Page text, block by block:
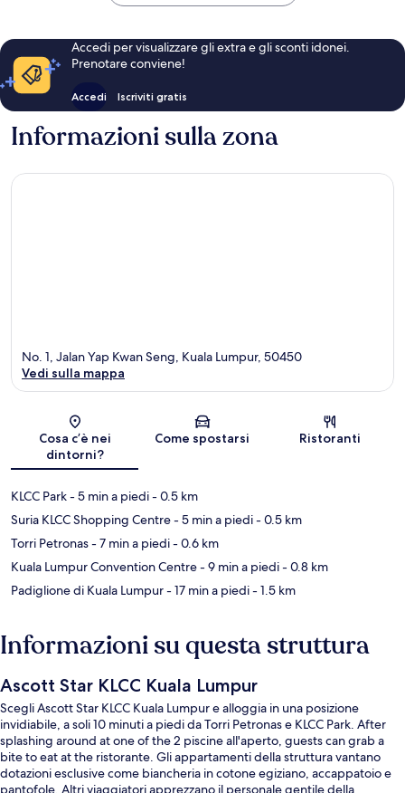
Accedi per visualizzare gli extra e gli sconti idonei.
Prenotare conviene!
Accedi Iscriviti gratis
Informazioni sulla zona
Mappa
No. 1, Jalan Yap Kwan Seng, Kuala Lumpur, 50450
Vedi sulla mappa
Cosa c’è nei
dintorni?
Come spostarsi Ristoranti
KLCC Park- 5 min a piedi- 0.5 km
Suria KLCC Shopping Centre- 5 min a piedi- 0.5 km
Torri Petronas- 7 min a piedi- 0.6 km
Kuala Lumpur Convention Centre- 9 min a piedi- 0.8 km
Padiglione di Kuala Lumpur- 17 min a piedi- 1.5 km
Informazioni su questa struttura
Ascott Star KLCC Kuala Lumpur
Scegli Ascott Star KLCC Kuala Lumpur e alloggia in una posizione
invidiabile, a soli 10 minuti a piedi da Torri Petronas e KLCC Park. After
splashing around at one of the 2 piscine all'aperto, guests can grab a
bite to eat at the ristorante. Gli appartamenti della struttura vantano
dotazioni esclusive come biancheria in cotone egiziano, accappatoio e
pantofole. Altri viaggiatori apprezzano il personale gentile della